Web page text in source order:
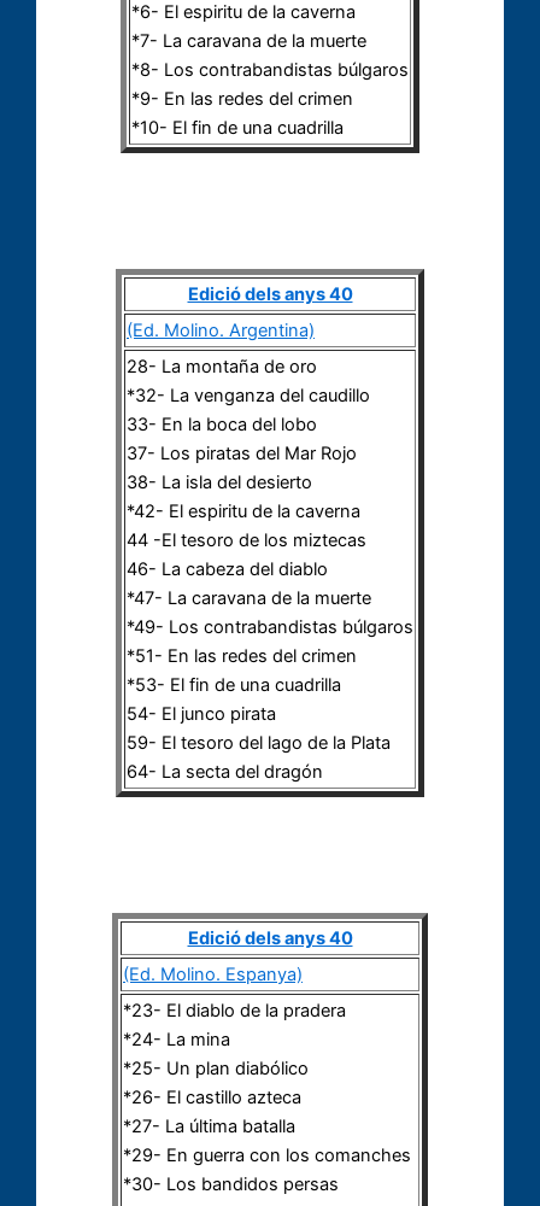
*6- El espiritu de la caverna
*7- La caravana de la muerte
*8- Los contrabandistas búlgaros
*9- En las redes del crimen
*10- El fin de una cuadrilla
Edició dels anys 40
(Ed. Molino. Argentina)
28- La montaña de oro
*32- La venganza del caudillo
33- En la boca del lobo
37- Los piratas del Mar Rojo
38- La isla del desierto
*42- El espiritu de la caverna
44 -El tesoro de los miztecas
46- La cabeza del diablo
*47- La caravana de la muerte
*49- Los contrabandistas búlgaros
*51- En las redes del crimen
*53- El fin de una cuadrilla
54- El junco pirata
59- El tesoro del lago de la Plata
64- La secta del dragón
Edició dels anys 40
(Ed. Molino. Espanya)
*23- El diablo de la pradera
*24- La mina
*25- Un plan diabólico
*26- El castillo azteca
*27- La última batalla
*29- En guerra con los comanches
*30- Los bandidos persas